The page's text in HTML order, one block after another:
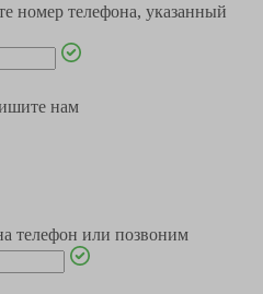
номер телефона, указанный
нам
телефон или позвоним